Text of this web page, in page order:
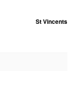
St Vincents